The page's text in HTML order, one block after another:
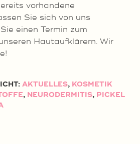
vorhandene
Sie sich von uns
einen Termin zum
Hautaufklärern. Wir
AKTUELLES, KOSMETIK
, NEURODERMITIS, PICKEL